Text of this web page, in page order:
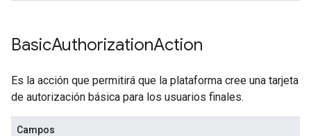
BasicAuthorizationAction
Es la acción que permitirá que la plataforma cree una tarjeta
de autorización básica para los usuarios finales.
Campos